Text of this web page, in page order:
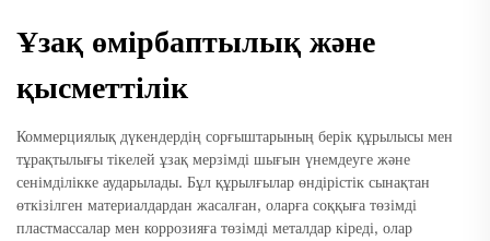
Ұзақ өмірбаптылық және
қысметтілік
Коммерциялық дүкендердің сорғыштарының берік құрылысы мен
тұрақтылығы тікелей ұзақ мерзімді шығын үнемдеуге және
сенімділікке аударылады. Бұл құрылғылар өндірістік сынақтан
өткізілген материалдардан жасалған, оларға соққыға төзімді
пластмассалар мен коррозияға төзімді металдар кіреді, олар